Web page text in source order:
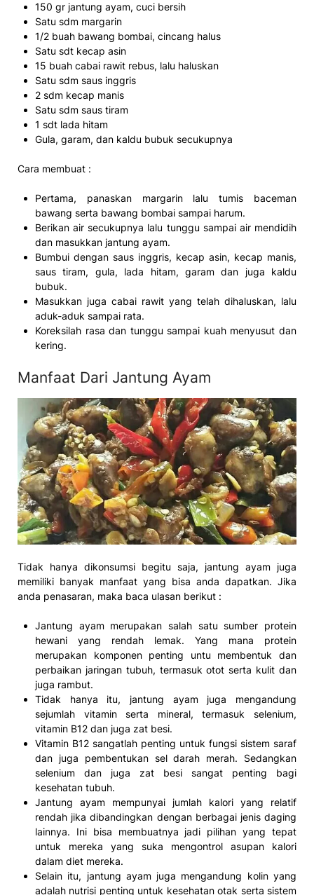
150 gr jantung ayam, cuci bersih
Satu sdm margarin
1/2 buah bawang bombai, cincang halus
Satu sdt kecap asin
15 buah cabai rawit rebus, lalu haluskan
Satu sdm saus inggris
2 sdm kecap manis
Satu sdm saus tiram
1 sdt lada hitam
Gula, garam, dan kaldu bubuk secukupnya
Cara membuat :
Pertama, panaskan margarin lalu tumis baceman
bawang serta bawang bombai sampai harum.
Berikan air secukupnya lalu tunggu sampai air mendidih
dan masukkan jantung ayam.
Bumbui dengan saus inggris, kecap asin, kecap manis,
saus tiram, gula, lada hitam, garam dan juga kaldu
bubuk.
Masukkan juga cabai rawit yang telah dihaluskan, lalu
aduk-aduk sampai rata.
Koreksilah rasa dan tunggu sampai kuah menyusut dan
kering.
Manfaat Dari Jantung Ayam
Tidak hanya dikonsumsi begitu saja, jantung ayam juga
memiliki banyak manfaat yang bisa anda dapatkan. Jika
anda penasaran, maka baca ulasan berikut :
Jantung ayam merupakan salah satu sumber protein
hewani yang rendah lemak. Yang mana protein
merupakan komponen penting untu membentuk dan
perbaikan jaringan tubuh, termasuk otot serta kulit dan
juga rambut.
Tidak hanya itu, jantung ayam juga mengandung
sejumlah vitamin serta mineral, termasuk selenium,
vitamin B12 dan juga zat besi.
Vitamin B12 sangatlah penting untuk fungsi sistem saraf
dan juga pembentukan sel darah merah. Sedangkan
selenium dan juga zat besi sangat penting bagi
kesehatan tubuh.
Jantung ayam mempunyai jumlah kalori yang relatif
rendah jika dibandingkan dengan berbagai jenis daging
lainnya. Ini bisa membuatnya jadi pilihan yang tepat
untuk mereka yang suka mengontrol asupan kalori
dalam diet mereka.
Selain itu, jantung ayam juga mengandung kolin yang
adalah nutrisi penting untuk kesehatan otak serta sistem